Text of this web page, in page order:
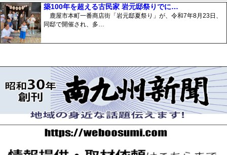
築100年を超える古民家 岩元邸祭りでに…
鹿屋市本町一番商店街「岩元邸夏祭り」が、令和7年8月23日、
同邸で開催され、多…